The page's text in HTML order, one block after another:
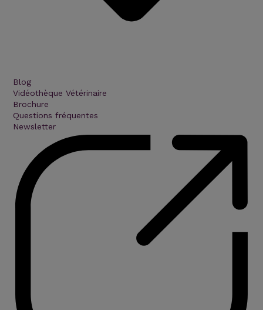
Blog
Vidéothèque Vétérinaire
Brochure
Questions fréquentes
Newsletter